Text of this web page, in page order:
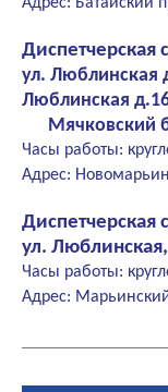
Диспетчерская
ул. Люблинская
Люблинская
Мячковский
Часы работы:
Адрес:
Диспетчерская
ул.
Часы работы:
Адрес: